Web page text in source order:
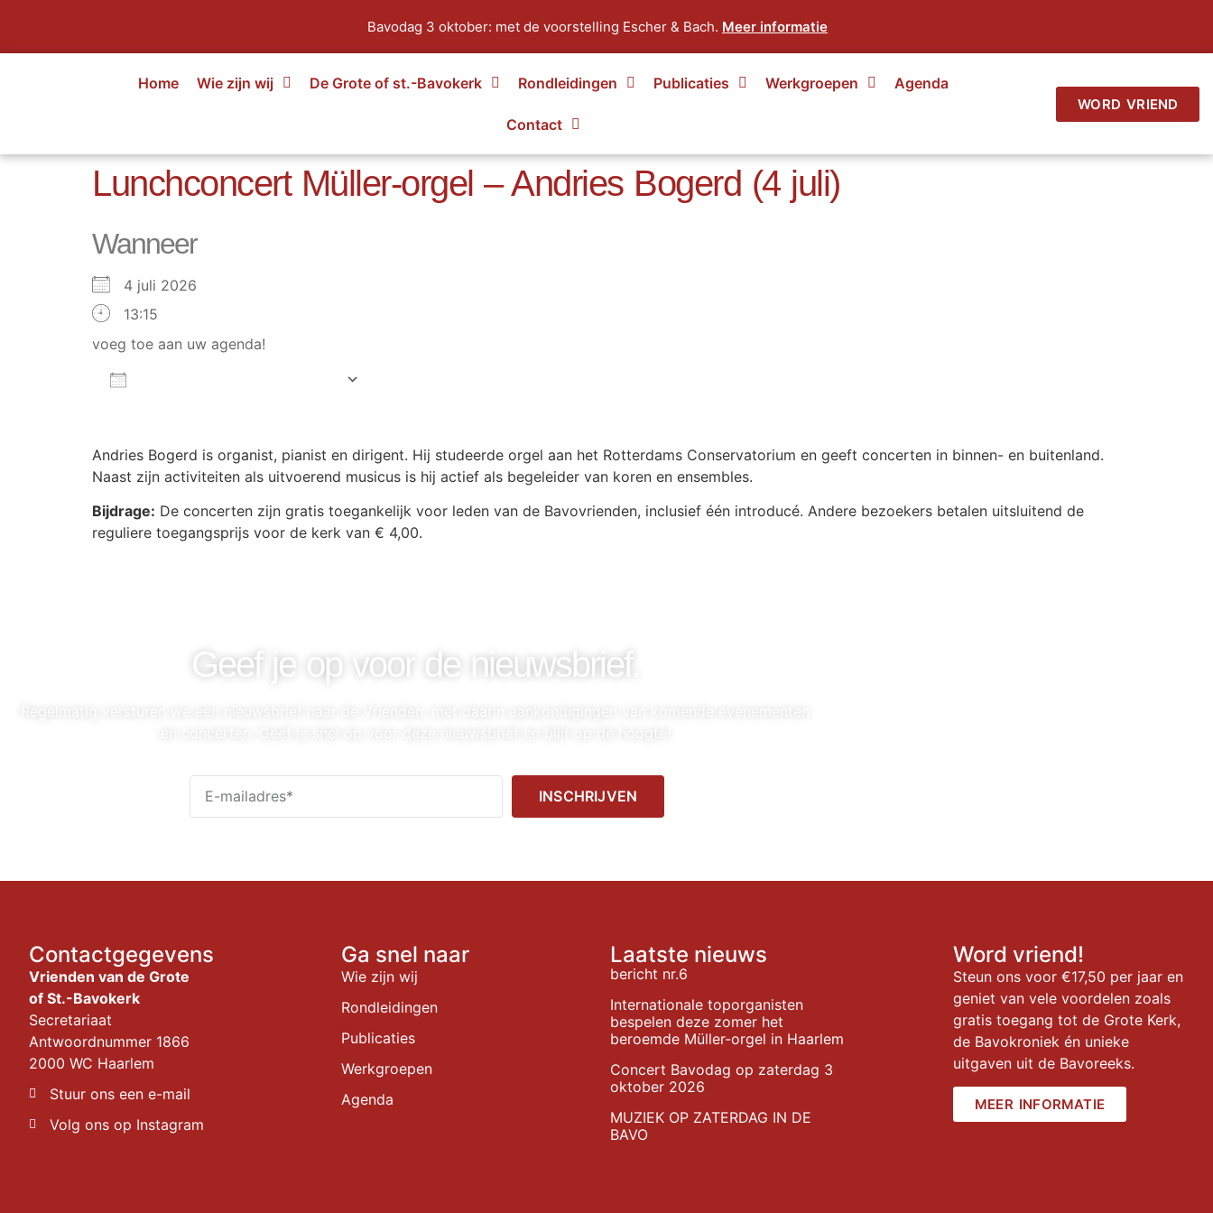
Bavodag 3 oktober: met de voorstelling Escher & Bach. Meer informatie
Home Wie zijn wij De Grote of st.-Bavokerk Rondleidingen Publicaties Werkgroepen Agenda
Contact
WORD VRIEND
Lunchconcert Müller-orgel – Andries Bogerd (4 juli)
Wanneer
4 juli 2026
13:15
voeg toe aan uw agenda!
Andries Bogerd is organist, pianist en dirigent. Hij studeerde orgel aan het Rotterdams Conservatorium en geeft concerten in binnen- en buitenland.
Naast zijn activiteiten als uitvoerend musicus is hij actief als begeleider van koren en ensembles.
Bijdrage: De concerten zijn gratis toegankelijk voor leden van de Bavovrienden, inclusief één introducé. Andere bezoekers betalen uitsluitend de
reguliere toegangsprijs voor de kerk van € 4,00.
Geef je op voor de nieuwsbrief.
INSCHRIJVEN
Contactgegevens
Vrienden van de Grote
of St.-Bavokerk
Secretariaat
Antwoordnummer 1866
2000 WC Haarlem
Stuur ons een e-mail
Volg ons op Instagram
Ga snel naar
Wie zijn wij
Rondleidingen
Publicaties
Werkgroepen
Agenda
Laatste nieuws
bericht nr.6
Internationale toporganisten
bespelen deze zomer het
beroemde Müller-orgel in Haarlem
Concert Bavodag op zaterdag 3
oktober 2026
MUZIEK OP ZATERDAG IN DE
BAVO
Word vriend!
Steun ons voor €17,50 per jaar en
geniet van vele voordelen zoals
gratis toegang tot de Grote Kerk,
de Bavokroniek én unieke
uitgaven uit de Bavoreeks.
MEER INFORMATIE